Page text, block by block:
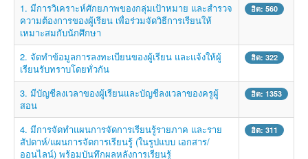
1. มีการวิเคราะห์ศักยภาพของกลุ่มเป้าหมาย และสำรวจ
ความต้องการของผู้เรียน เพื่อร่วมจัดวิธีการเรียนให้
เหมาะสมกับนักศึกษา
ฮิต: 560
2. จัดทำข้อมูลการลงทะเบียนของผู้เรียน และแจ้งให้ผู้
เรียนรับทราบโดยทั่วกัน
ฮิต: 322
3. มีบัญชีลงเวลาของผู้เรียนและบัญชีลงเวลาของครูผู้
สอน
ฮิต: 1353
4. มีการจัดทำแผนการจัดการเรียนรู้รายภาค และราย
สัปดาห์/แผนการจัดการเรียนรู้ (ในรูปแบบ เอกสาร/
ออนไลน์) พร้อมบันทึกผลหลังการเรียนรู้
ฮิต: 311